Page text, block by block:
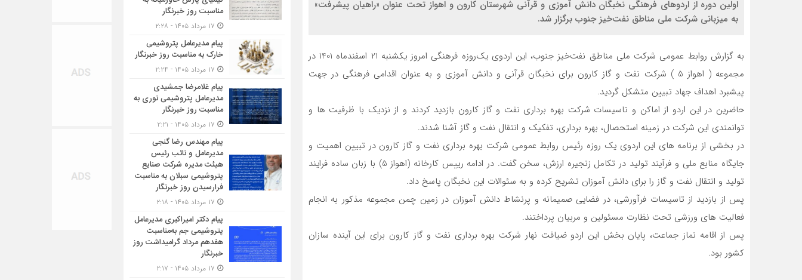
اولین دوره از اردوهای فرهنگی نخبگان دانش آموزی و قرآنی شهرستان کارون و اهواز تحت عنوان «راهیان پیشرفت»
به میزبانی شركت ملی مناطق نفت‌خیز جنوب برگزار شد.
به گزارش روابط عمومی شرکت ملی مناطق نفت‌خیز جنوب، این اردوی یک‌روزه فرهنگی امروز یکشنبه 21 اسفندماه 1401 در
مجموعه ( اهواز 5 ) شركت نفت و گاز كارون برای نخبگان قرآنی و دانش آموزی و به عنوان اقدامی فرهنگی در جهت
پیشبرد اهداف جهاد تبیین متشکل گردید.
حاضرین در اين اردو از اماکن و تاسیسات شركت بهره برداری نفت و گاز كارون بازديد کردند و از نزدیک با ظرفیت ها و
توانمندی این شركت در زمینه استحصال، بهره برداری، تفکیک و انتقال نفت و گاز آشنا شدند.
در بخشی از برنامه های این اردوی یک روزه رئیس روابط عمومی شرکت بهره برداری نفت و گاز كارون در تبیین اهمیت و
جایگاه منابع ملی و فرآیند تولید در تکامل زنجیره ارزش، سخن گفت. در ادامه رییس کارخانه (اهواز 5) با زبان ساده فرایند
تولید و انتقال نفت و گاز را برای دانش آموزان تشریح کرده و به سئوالات این نخبگان پاسخ داد.
پس از بازدید از تاسیسات فرآورشی، در فضایی صمیمانه و پرنشاط دانش آموزان در زمین چمن مجموعه مذکور به انجام
فعالیت های ورزشی تحت نظارت مسئولین و مربیان پرداختند.
پس از اقامه نماز جماعت، پایان بخش این اردو ضیافت نهار شرکت بهره برداری نفت و گاز كارون برای این آینده سازان
کشور بود.
مناسبت روز خبرنگار
پیام مدیرعامل پتروشیمی
خارک به مناسبت روز خبرنگار
پیام غلامرضا جمشیدی
مدیرعامل پتروشیمی نوری به
مناسبت روز خبرنگار
پیام مهندس رضا گنجی
مدیرعامل و نائب رئیس
هیئت مدیره شرکت صنایع
پتروشیمی سبلان به مناسبت
فرارسیدن روز خبرنگار
پیام دکتر امیراکبری مدیرعامل
پتروشیمی جم به‌مناسبت
هفدهم مرداد گرامیداشت روز
خبرنگار